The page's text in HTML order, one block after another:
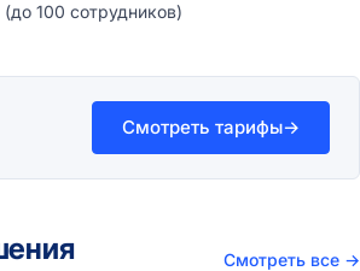
100 сотрудников)
Смотреть тарифы→
Смотреть все →